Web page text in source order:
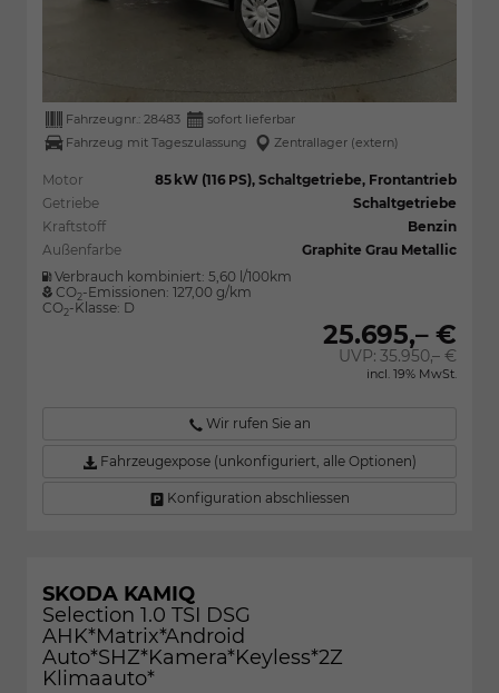
Fahrzeugnr.: 28483
sofort lieferbar
Fahrzeug mit Tageszulassung
Zentrallager (extern)
Motor
85 kW (116 PS), Schaltgetriebe, Frontantrieb
Getriebe
Schaltgetriebe
Kraftstoff
Benzin
Außenfarbe
Graphite Grau Metallic
Verbrauch kombiniert: 5,60 l/100km
CO2-Emissionen: 127,00 g/km
CO2-Klasse: D
25.695,– €
UVP:35.950,– €
incl. 19% MwSt.
Wir rufen Sie an
Fahrzeugexpose (unkonfiguriert, alle Optionen)
Konfiguration abschliessen
SKODA KAMIQ
Selection 1.0 TSI DSG
AHK*Matrix*Android
Auto*SHZ*Kamera*Keyless*2Z
Klimaauto*